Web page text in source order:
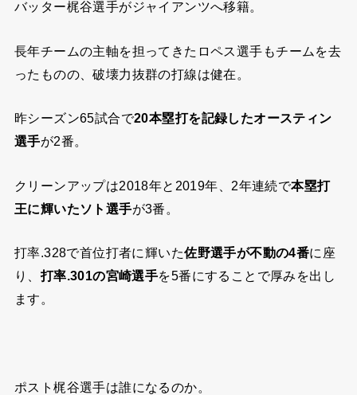
バッター梶谷選手がジャイアンツへ移籍。
長年チームの主軸を担ってきたロペス選手もチームを去
ったものの、破壊力抜群の打線は健在。
昨シーズン65試合で20本塁打を記録したオースティン
選手が2番。
クリーンアップは2018年と2019年、2年連続で本塁打
王に輝いたソト選手が3番。
打率.328で首位打者に輝いた佐野選手が不動の4番に座
り、打率.301の宮崎選手を5番にすることで厚みを出し
ます。
ポスト梶谷選手は誰になるのか。